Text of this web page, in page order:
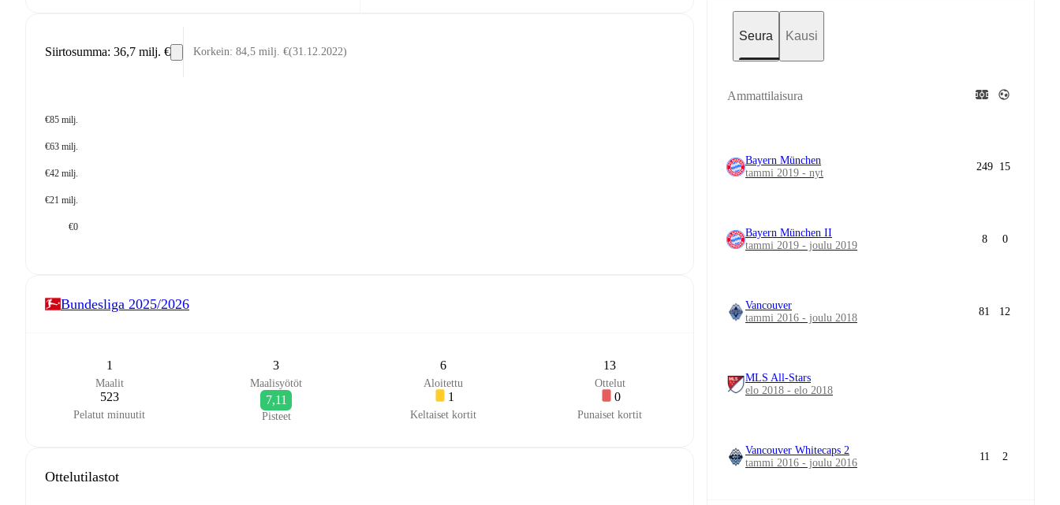
Siirtosumma: 36,7 milj. € Korkein: 84,5 milj. €(31.12.2022)
€85 milj.
€63 milj.
€42 milj.
€21 milj.
€0
Bundesliga 2025/2026
1
Maalit
3
Maalisyötöt
6
Aloitettu
13
Ottelut
523
Pelatut minuutit
7,11
Pisteet
1
Keltaiset kortit
0
Punaiset kortit
Ottelutilastot
Seura Kausi
Ammattilaisura
Bayern München
tammi 2019 - nyt
249 15
Bayern München II
tammi 2019 - joulu 2019
8 0
Vancouver
tammi 2016 - joulu 2018
81 12
MLS All-Stars
elo 2018 - elo 2018
Vancouver Whitecaps 2
tammi 2016 - joulu 2016
11 2